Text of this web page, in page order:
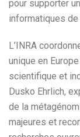
pour supporter
informatiques
L’INRA
unique en
scientifique et
Dusko Ehrlich,
de la
majeures et